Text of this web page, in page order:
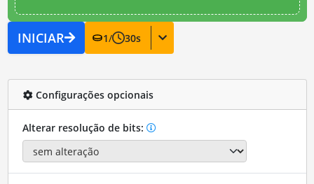
INICIAR 1/ 30s
Configurações opcionais
Alterar resolução de bits: